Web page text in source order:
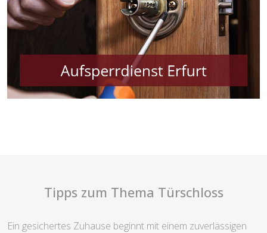
Tipps zum Thema Türschloss
Ein gesichertes Zuhause beginnt mit einem zuverlässigen